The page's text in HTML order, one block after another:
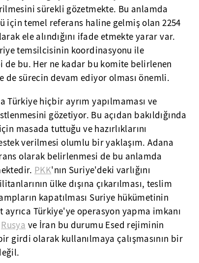
sürekli gözetmekte. Bu anlamda
için temel referans haline gelmiş olan 2254
ele alındığını ifade etmekte yarar var.
temsilcisinin koordinasyonu ile
bu. Her ne kadar bu komite belirlenen
de sürecin devam ediyor olması önemli.
Türkiye hiçbir ayrım yapılmaması ve
gözetiyor. Bu açıdan bakıldığında
masada tuttuğu ve hazırlıklarını
verilmesi olumlu bir yaklaşım. Adana
olarak belirlenmesi de bu anlamda
PKK'nın Suriye'deki varlığını
ülke dışına çıkarılması, teslim
kapatılması Suriye hükümetinin
Türkiye'ye operasyon yapma imkanı
Rusya ve İran bu durumu Esed rejiminin
girdi olarak kullanılmaya çalışmasının bir